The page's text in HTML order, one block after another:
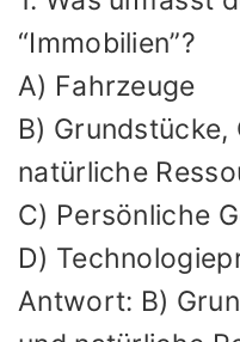
“Immobilien”?
A) Fahrzeuge
B) Grundstücke,
natürliche
C) Persönliche
D)
Antwort: B)